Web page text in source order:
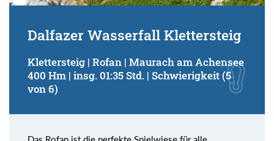
Dalfazer Wasserfall Klettersteig
Klettersteig | Rofan | Maurach am Achensee
400 Hm | insg. 01:35 Std. | Schwierigkeit (5
von 6)